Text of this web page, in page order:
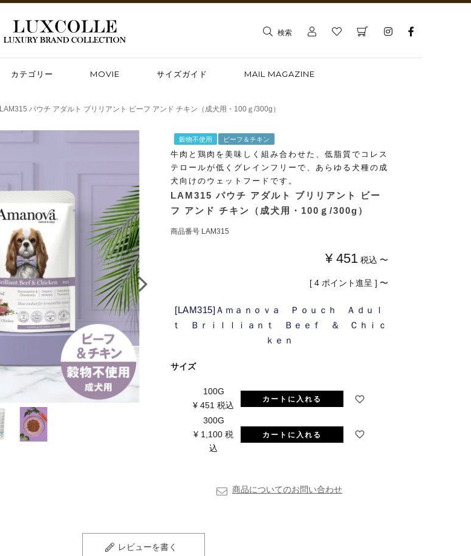
検索
カテゴリー MOVIE サイズガイド MAIL MAGAZINE
LAM315 パウチ アダルト ブリリアント ビーフ アンド チキン（成犬用・100ｇ/300g）
穀物不使用 ビーフ＆チキン
牛肉と鶏肉を美味しく組み合わせた、低脂質でコレス
テロールが低くグレインフリーで、あらゆる犬種の成
犬向けのウェットフードです。
LAM315 パウチ アダルト ブリリアント ビー
フ アンド チキン（成犬用・100ｇ/300g）
商品番号 LAM315
¥ 451 税込 〜
[ 4 ポイント進呈 ] 〜
[LAM315]Ａｍａｎｏｖａ Ｐｏｕｃｈ Ａｄｕｌ
ｔ Ｂｒｉｌｌｉａｎｔ Ｂｅｅｆ ＆ Ｃｈｉｃ
ｋｅｎ
サイズ
100G
¥ 451 税込
カートに入れる
300G
¥ 1,100 税
込
カートに入れる
商品についてのお問い合わせ
レビューを書く